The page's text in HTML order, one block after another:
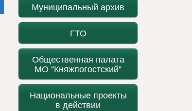
Муниципальный архив
ГТО
Общественная палата
МО "Княжпогостский"
Национальные проекты
в действии